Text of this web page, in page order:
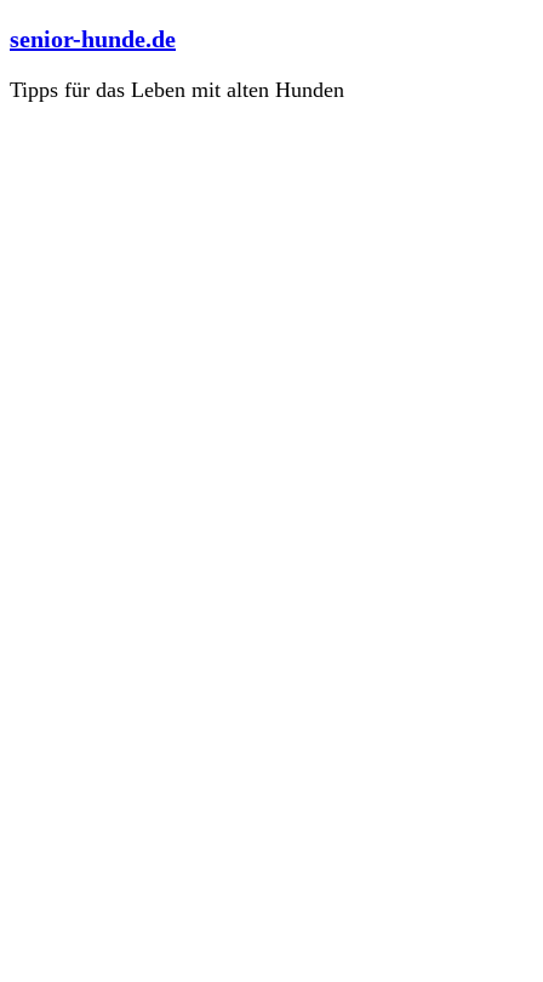
Zum
springen
senior-hunde.de
Tipps für das Leben mit alten Hunden